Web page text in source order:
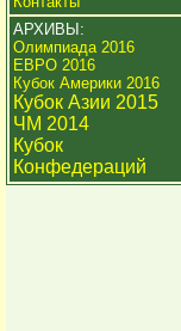
АРХИВЫ:
Олимпиада 2016
ЕВРО 2016
Кубок Америки 2016
Кубок Азии 2015
ЧМ 2014
Кубок
Конфедераций